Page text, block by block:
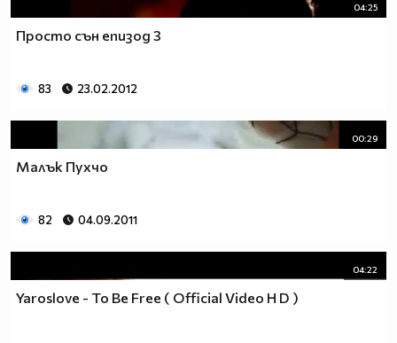
04:25
Просто сън епизод 3
83 23.02.2012
00:29
Малък Пухчо
82 04.09.2011
04:22
Yaroslove - To Be Free ( Official Video H D )